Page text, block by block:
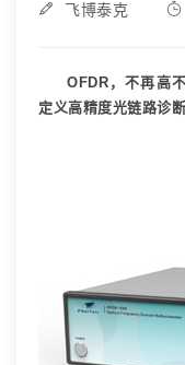
飞博泰克
OFDR ，不再高
定义高精度光链路诊断